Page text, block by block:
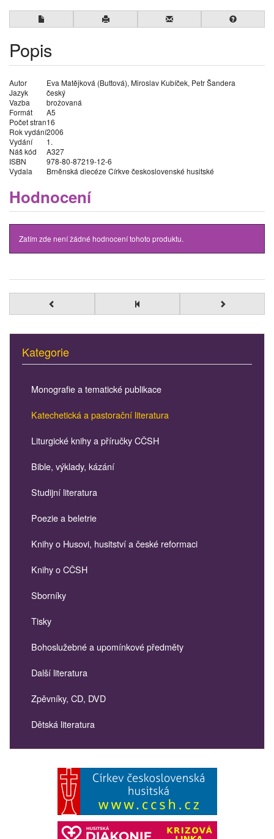
Popis
Autor
Eva Matějková (Buttová), Miroslav Kubíček, Petr Šandera
Jazyk
český
Vazba
brožovaná
Formát
A5
Počet stran16
Rok vydání2006
Vydání
1.
Náš kód
A327
ISBN
978-80-87219-12-6
Vydala
Brněnská diecéze Církve československé husitské
Hodnocení
Zatím zde není žádné hodnocení tohoto produktu.
Kategorie
Monografie a tematické publikace
Katechetická a pastorační literatura
Liturgické knihy a příručky CČSH
Bible, výklady, kázání
Studijní literatura
Poezie a beletrie
Knihy o Husovi, husitství a české reformaci
Knihy o CČSH
Sborníky
Tisky
Bohoslužebné a upomínkové předměty
Další literatura
Zpěvníky, CD, DVD
Dětská literatura